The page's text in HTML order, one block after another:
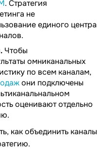
. Стратегия
не
единого центра
Чтобы
омниканальных
по всем каналам,
они подключены
оценивают отдельно
как объединить каналы